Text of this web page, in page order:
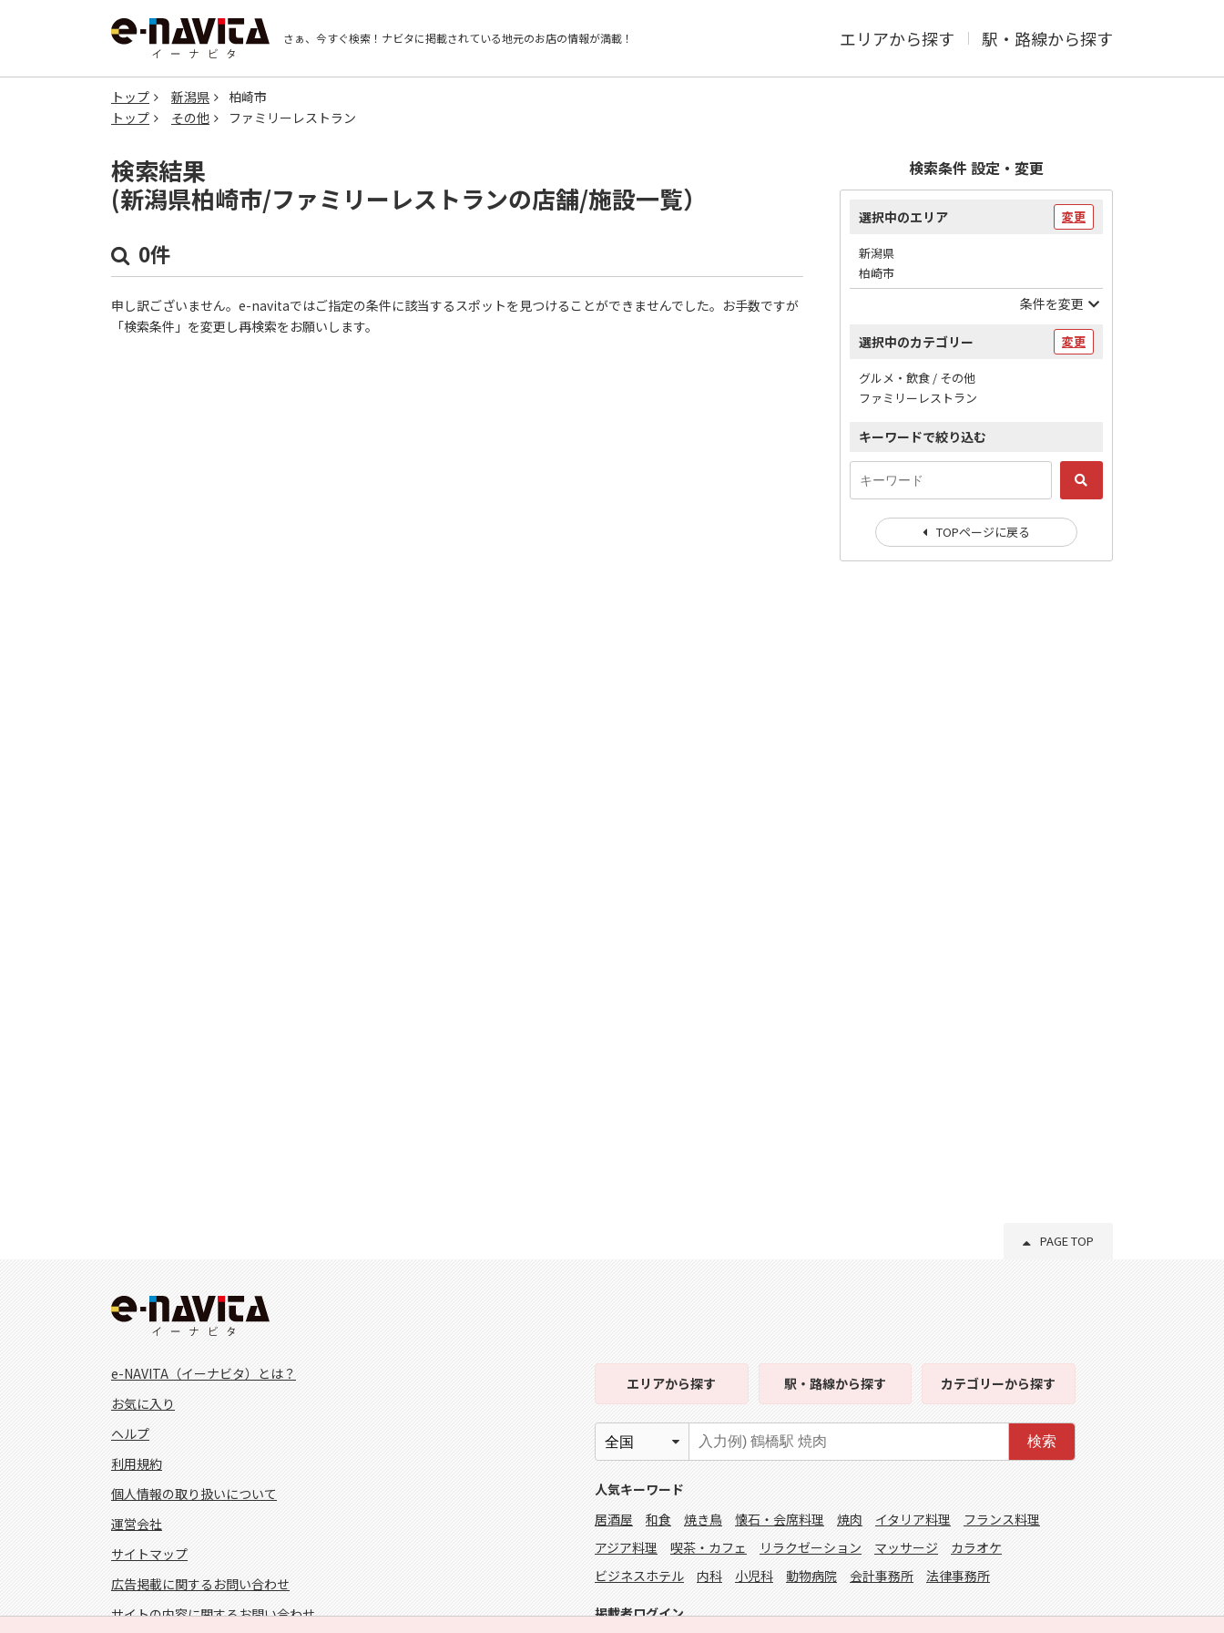
さぁ、今すぐ検索！ ナビタに掲載されている地元のお店の情報が満載！ エリアから探す 駅・路線から探す
トップ 新潟県
柏崎市
トップ
その他 ファミリーレストラン
検索結果
(新潟県柏崎市/ファミリーレストランの店舗/施設一覧）
0件
申し訳ございません。e-navitaではご指定の条件に該当するスポットを見つけることができませんでした。お手数ですが
「検索条件」を変更し再検索をお願いします。
検索条件 設定・変更
選択中のエリア 変更
新潟県
柏崎市
条件を変更
選択中のカテゴリー 変更
グルメ・飲食 / その他
ファミリーレストラン
キーワードで絞り込む
TOPページに戻る
PAGE TOP
e-NAVITA（イーナビタ）とは？
お気に入り
ヘルプ
利用規約
個人情報の取り扱いについて
運営会社
サイトマップ
広告掲載に関するお問い合わせ
サイトの内容に関するお問い合わせ
エリアから探す 駅・路線から探す カテゴリーから探す
検索
人気キーワード
居酒屋
和食 焼き鳥 懐石・会席料理 焼肉 イタリア料理
フランス料理
アジア料理
喫茶・カフェ リラクゼーション マッサージ
カラオケ
ビジネスホテル
内科 小児科 動物病院 会計事務所 法律事務所
掲載者ログイン